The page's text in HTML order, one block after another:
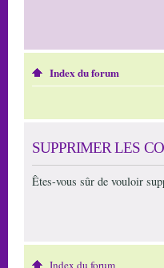
Index du forum
SUPPRIMER LES
Êtes-vous sûr de vouloir
Index du forum